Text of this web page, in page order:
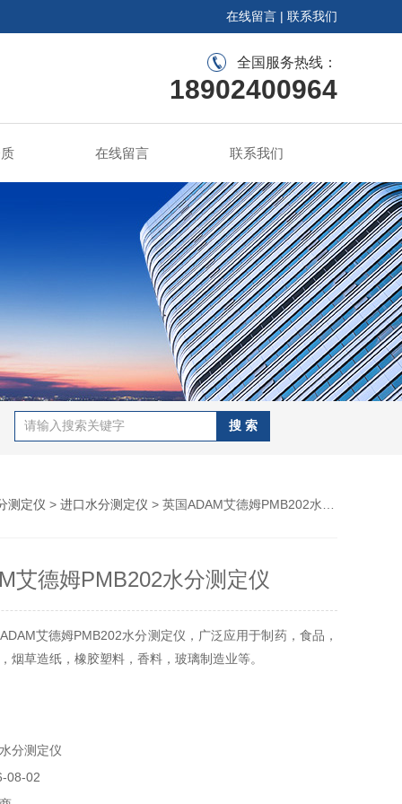
在线留言 | 联系我们
全国服务热线：
18902400964
在线留言 联系我们
测定仪 > 进口水分测定仪 > 英国ADAM艾德姆PMB202水分测定仪
艾德姆PMB202水分测定仪
艾德姆PMB202水分测定仪，广泛应用于制药，食品，
烟草造纸，橡胶塑料，香料，玻璃制造业等。
分测定仪
08-02